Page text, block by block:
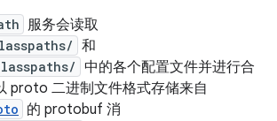
服务会读取
和
中的各个配置文件并进行合
proto 二进制文件格式存储来自
的 protobuf 消